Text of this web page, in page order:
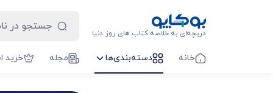
دریچه‌ای به خلاصه کتاب های روز دنیا
خانه دسته‌بندی‌ها مجله خرید